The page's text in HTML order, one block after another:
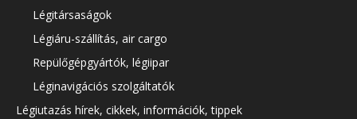
Légitársaságok
Légiáru-szállítás, air cargo
Repülőgépgyártók, légiipar
Léginavigációs szolgáltatók
Légiutazás hírek, cikkek, információk, tippek